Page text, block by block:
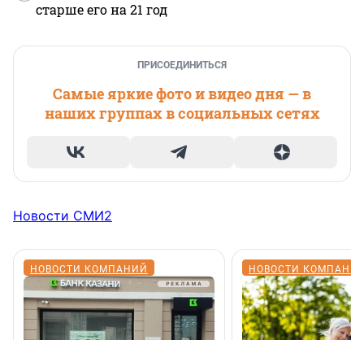
старше его на 21 год
ПРИСОЕДИНИТЬСЯ
Самые яркие фото и видео дня — в
наших группах в социальных сетях
Новости СМИ2
НОВОСТИ КОМПАНИЙ НОВОСТИ